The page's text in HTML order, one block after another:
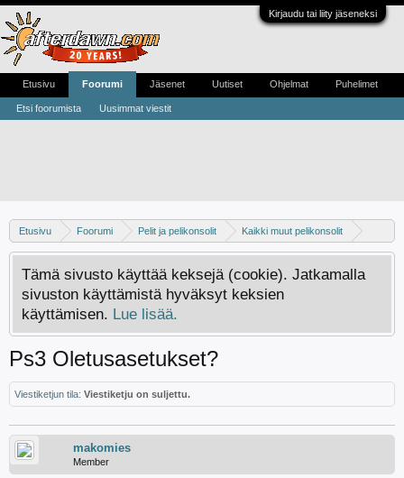
Kirjaudu tai liity jäseneksi
Etusivu Foorumi Pelit ja pelikonsolit
Kaikki muut pelikonsolit
PS3
Tämä sivusto käyttää keksejä (cookie). Jatkamalla
sivuston käyttämistä hyväksyt keksien
käyttämisen. Lue lisää.
Ps3 Oletusasetukset?
Viestiketjun tila: Viestiketju on suljettu.
makomies
Member
Etusivu Foorumi
Etsi foorumista Uusimmat viestit
Jäsenet Uutiset Ohjelmat Puhelimet